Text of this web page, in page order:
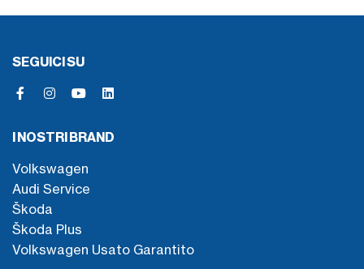
SEGUICI SU
I NOSTRI BRAND
Volkswagen
Audi Service
Škoda
Škoda Plus
Volkswagen Usato Garantito